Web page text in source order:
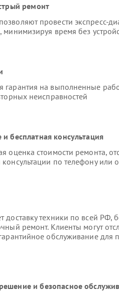
ремонт
провести экспресс-
время без
гарантия на выполненные
неисправностей
бесплатная консультация
оценка стоимости ремонта,
по телефону или
техники по всей РФ,
ремонт. Клиенты могут
обслуживание
и безопасное